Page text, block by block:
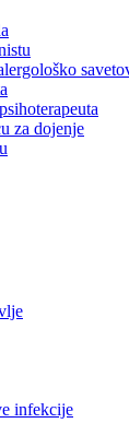
za dojenje
infekcije